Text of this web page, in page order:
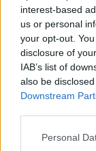
interest-based
us or personal
your opt-out.
disclosure of
IAB’s list of
also be
Downstream
Personal
Comentari: